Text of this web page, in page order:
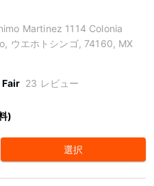
Martinez 1114 Colonia
ウエホトシンゴ, 74160, MX
Fair 23 レビュー
)
選択